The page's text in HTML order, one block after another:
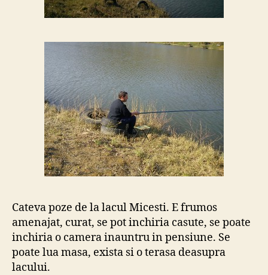
Cateva poze de la lacul Micesti. E frumos
amenajat, curat, se pot inchiria casute, se poate
inchiria o camera inauntru in pensiune. Se
poate lua masa, exista si o terasa deasupra
lacului.